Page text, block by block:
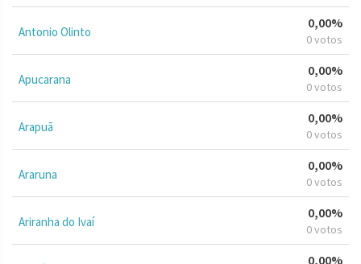
Antonio Olinto
0,00%
0 votos
Apucarana
0,00%
0 votos
Arapuã
0,00%
0 votos
Araruna
0,00%
0 votos
Ariranha do Ivaí
0,00%
0 votos
0,00%